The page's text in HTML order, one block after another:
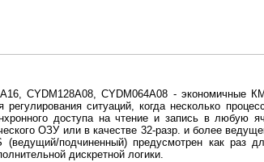
CYDM128A08, CYDM064A08 -
ситуаций, когда несколько
доступа на чтение и запись в любую
ОЗУ или в качестве 32-разр. и более
подчиненный) предусмотрен как раз
дискретной логики.